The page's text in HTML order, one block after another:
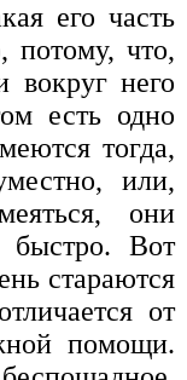
его часть
потому, что,
вокруг него
есть одно
тогда,
или,
они
быстро. Вот
стараются
от
помощи.